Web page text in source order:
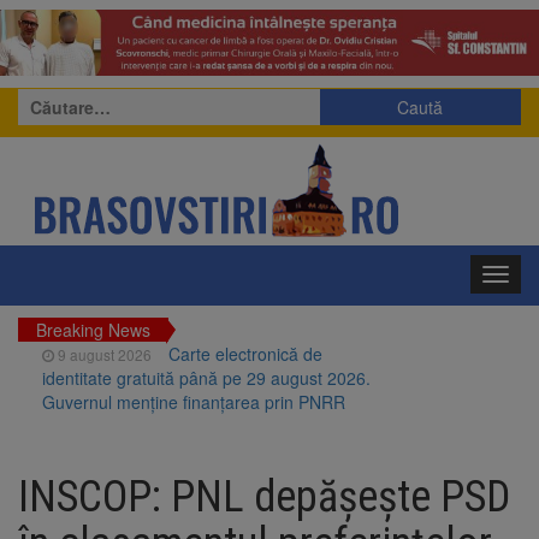
Caută
după:
Breaking News
9 august 2026
Carte electronică de
identitate gratuită până pe 29 august 2026.
Guvernul menține finanțarea prin PNRR
Brașovului vor fi restaurate. Contractul de
finanțare a fost semnat
INSCOP: PNL depășește PSD